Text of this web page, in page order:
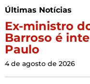
Últimas Notícias
Ex-ministro
Barroso é
Paulo
4 de agosto de 2026